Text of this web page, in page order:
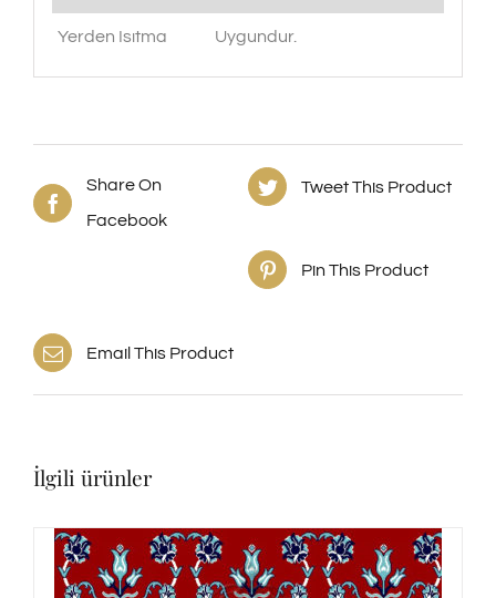
Yerden Isıtma Uygundur.
Share On
Facebook
Tweet This Product
Pin This Product
Email This Product
İlgili ürünler